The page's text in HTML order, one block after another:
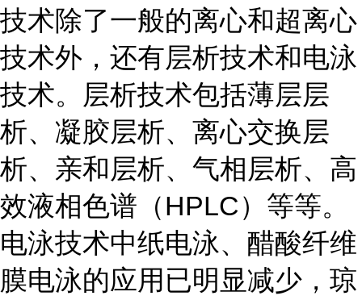
技术除了一般的离心和超离心
技术外，还有层析技术和电泳
技术。层析技术包括薄层层
析、凝胶层析、离心交换层
析、亲和层析、气相层析、高
效液相色谱（HPLC）等等。
电泳技术中纸电泳、醋酸纤维
膜电泳的应用已明显减少，琼